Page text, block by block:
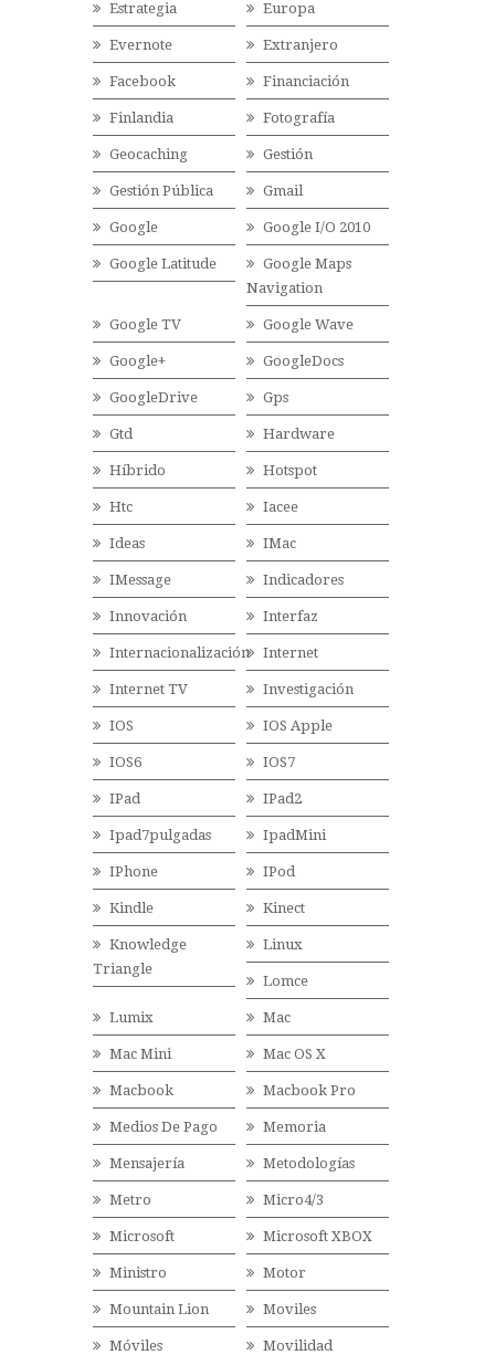
Estrategia Europa
Evernote Extranjero
Facebook Financiación
Finlandia Fotografía
Geocaching Gestión
Gestión Pública Gmail
Google Google I/O 2010
Google Latitude
Google Maps
Navigation
Google TV Google Wave
Google+ GoogleDocs
GoogleDrive Gps
Gtd Hardware
Híbrido Hotspot
Htc Iacee
Ideas IMac
IMessage Indicadores
Innovación Interfaz
Internacionalización Internet
Internet TV Investigación
IOS IOS Apple
IOS6 IOS7
IPad IPad2
Ipad7pulgadas IpadMini
IPhone IPod
Kindle Kinect
Knowledge
Triangle
Linux
Lomce
Lumix Mac
Mac Mini Mac OS X
Macbook Macbook Pro
Medios De Pago Memoria
Mensajería Metodologías
Metro Micro4/3
Microsoft Microsoft XBOX
Ministro Motor
Mountain Lion Moviles
Móviles Movilidad